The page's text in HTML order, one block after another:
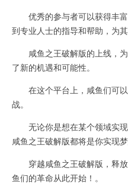
优秀的参与者可以获得丰富
到专业人士的指导和帮助，为
咸鱼之王破解版的上线，为
了新的机遇和可能性。
在这个平台上，咸鱼们可以
战。
无论你是想在某个领域实现
咸鱼之王破解版都将是你实现梦
穿越咸鱼之王破解版，释放
鱼们的革命从此开始！。